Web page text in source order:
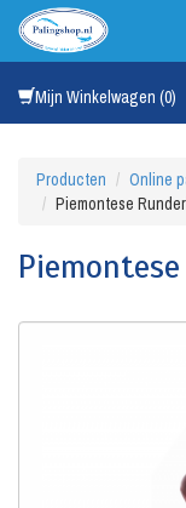
Mijn Winkelwagen (0)
Producten Online
Piemontese